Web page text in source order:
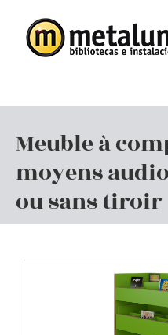
content
Meuble à
moyens
ou sans tiroir